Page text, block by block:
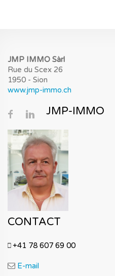
JMP IMMO Sàrl
Rue du Scex 26
1950 - Sion
www.jmp-immo.ch
JMP-IMMO
CONTACT
+41 78 607 69 00
E-mail